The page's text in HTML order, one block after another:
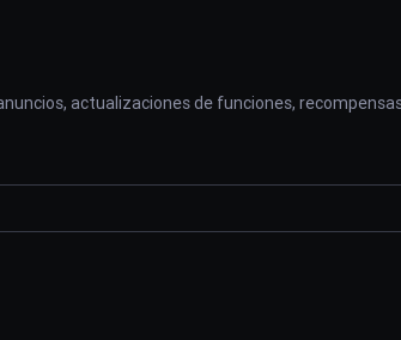
actualizaciones de funciones,